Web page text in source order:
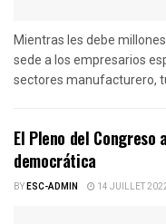
Mientras les debe
sede a los empresarios
sectores manufacturero,
El Pleno del Congreso
democrática
BYESC-ADMIN 14 JUILLET